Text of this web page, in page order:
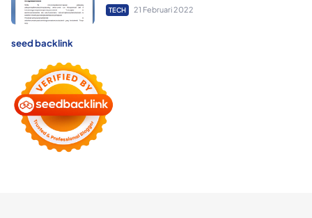
TECH 21 Februari 2022
seed backlink